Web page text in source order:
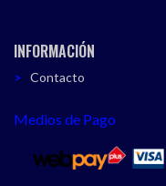
INFORMACIÓN
Contacto
Medios de Pago